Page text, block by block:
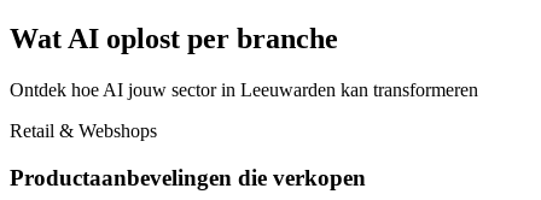
Wat AI oplost per branche
Ontdek hoe AI jouw sector in Leeuwarden kan transformeren
Retail & Webshops
Productaanbevelingen die verkopen